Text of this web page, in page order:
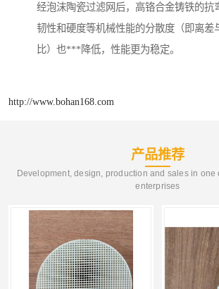
经泡沫陶瓷过滤网后，高铬合金铸铁的抗
韧性和硬度等机械性能的分散度（即离
比）也***降低，性能更为稳定。
http://www.bohan168.com
产品推荐
Development, design, production and sales in one
enterprises